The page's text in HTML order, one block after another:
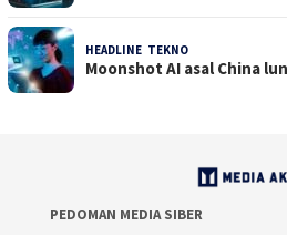
HEADLINE TEKNO
Moonshot AI asal China
PEDOMAN MEDIA SIBER